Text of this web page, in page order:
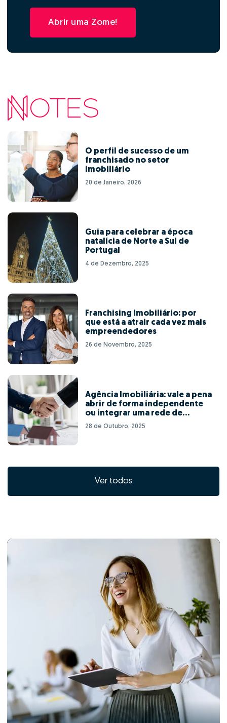
Abrir uma Zome!
O perfil de sucesso de um
franchisado no setor
imobiliário
20 de Janeiro, 2026
Guia para celebrar a época
natalícia de Norte a Sul de
Portugal
4 de Dezembro, 2025
Franchising Imobiliário: por
que está a atrair cada vez mais
empreendedores
26 de Novembro, 2025
Agência Imobiliária: vale a pena
abrir de forma independente
ou integrar uma rede de
franchising?
28 de Outubro, 2025
Ver todos